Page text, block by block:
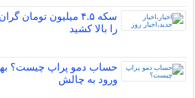
سکه ۴.۵ میلیون
را بالا کشید
حساب دمو پراپ چیست؟
ورود به چالش